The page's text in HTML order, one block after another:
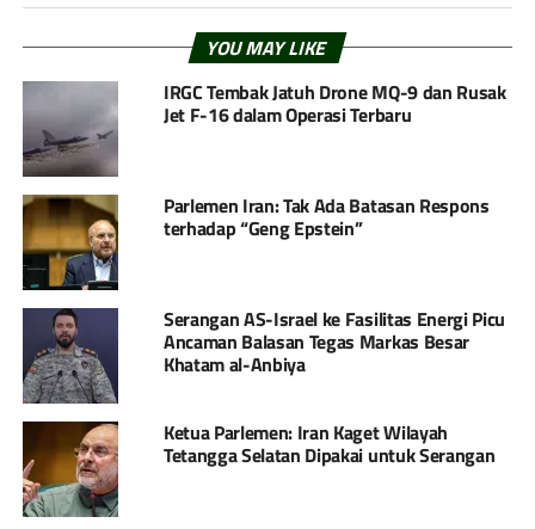
YOU MAY LIKE
IRGC Tembak Jatuh Drone MQ-9 dan Rusak
Jet F-16 dalam Operasi Terbaru
Parlemen Iran: Tak Ada Batasan Respons
terhadap “Geng Epstein”
Serangan AS-Israel ke Fasilitas Energi Picu
Ancaman Balasan Tegas Markas Besar
Khatam al-Anbiya
Ketua Parlemen: Iran Kaget Wilayah
Tetangga Selatan Dipakai untuk Serangan